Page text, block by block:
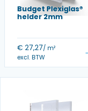
Budget Plexiglas®
helder 2mm
€ 27,27/ m²
excl. BTW